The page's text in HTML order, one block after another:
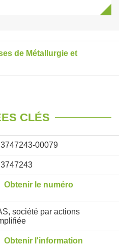
de Métallurgie et
CLÉS
00079
Obtenir le numéro
société par actions
Obtenir l'information